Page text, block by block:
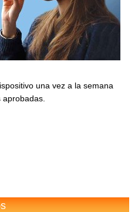
una vez a la semana